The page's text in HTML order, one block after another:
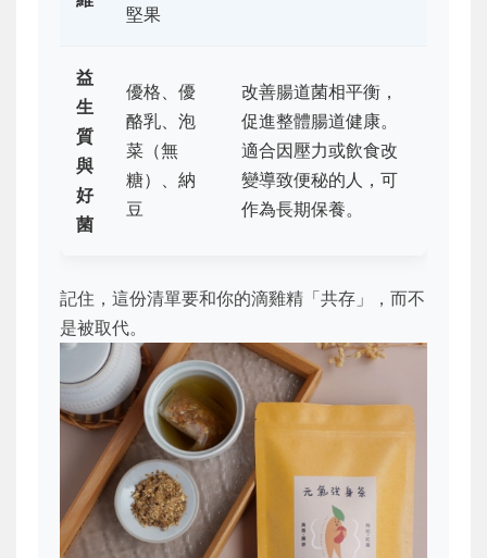
堅果
益
生
質
與
好
菌
優格、優
酪乳、泡
菜（無
糖）、納
豆
改善腸道菌相平衡，
促進整體腸道健康。
適合因壓力或飲食改
變導致便秘的人，可
作為長期保養。
記住，這份清單要和你的滴雞精「共存」，而不
是被取代。